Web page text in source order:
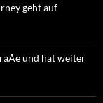
geht auf
und hat weiter